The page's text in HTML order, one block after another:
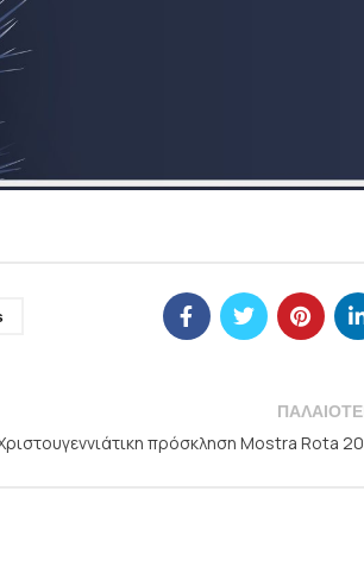
πρόσκληση Mostra Rota